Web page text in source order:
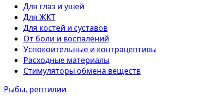
Для глаз и ушей
Для ЖКТ
Для костей и суставов
От боли и воспалений
Успокоительные и контрацептивы
Расходные материалы
Стимуляторы обмена веществ
Рыбы, рептилии